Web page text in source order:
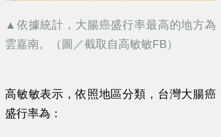
▲依據統計，大腸癌盛行率最高的地方為
雲嘉南。（圖／截取自高敏敏FB）
高敏敏表示，依照地區分類，台灣大腸癌
盛行率為：